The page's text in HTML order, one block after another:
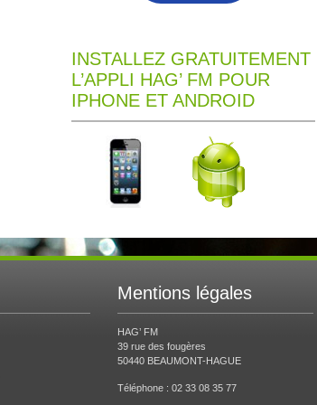
INSTALLEZ GRATUITEMENT
L’APPLI HAG’ FM POUR
IPHONE ET ANDROID
Mentions légales
HAG’ FM
39 rue des fougères
50440 BEAUMONT-HAGUE
Téléphone : 02 33 08 35 77